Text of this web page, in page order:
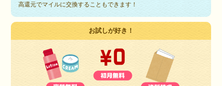
高還元でマイルに交換することもできます！
お試しが好き！